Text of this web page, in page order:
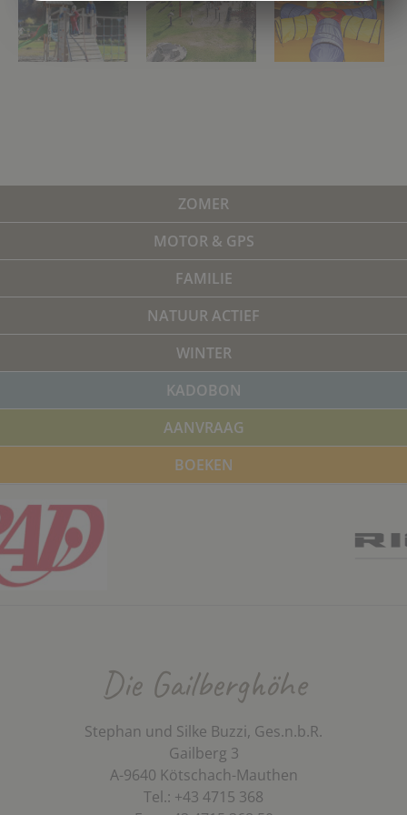
ZOMER
MOTOR & GPS
FAMILIE
NATUUR ACTIEF
WINTER
KADOBON
AANVRAAG
BOEKEN
Die Gailberghöhe
Stephan und Silke Buzzi, Ges.n.b.R.
Gailberg 3
A-9640 Kötschach-Mauthen
Tel.: +43 4715 368